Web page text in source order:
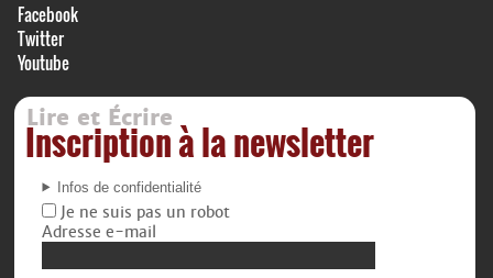
Facebook
Twitter
Youtube
Lire et Écrire
Inscription à la newsletter
Infos de confidentialité
Je ne suis pas un robot
Adresse e-mail